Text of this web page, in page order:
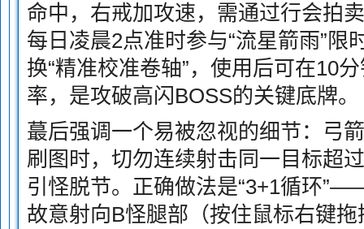
命中，右戒加攻速，需通过行会拍
每日凌晨2点准时参与“流星箭雨”限
换“精准校准卷轴”，使用后可在10
率，是攻破高闪BOSS的关键底牌。
蕞后强调一个易被忽视的细节：弓
刷图时，切勿连续射击同一目标超
引怪脱节。正确做法是“3+1循环
故意射向B怪腿部（按住鼠标右键